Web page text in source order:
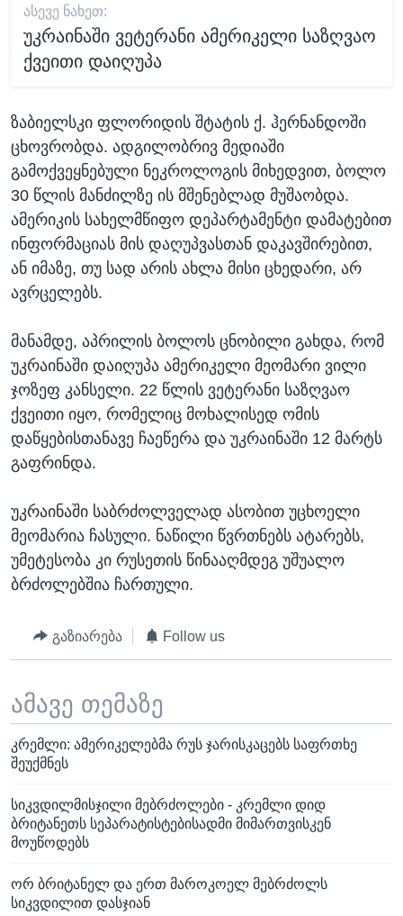
ᲐᲡᲔᲕᲔ ᲜᲐᲮᲔᲗ:
უკრაინაში ვეტერანი ამერიკელი საზღვაო
ქვეითი დაიღუპა
ზაბიელსკი ფლორიდის შტატის ქ. ჰერნანდოში
ცხოვრობდა. ადგილობრივ მედიაში
გამოქვეყნებული ნეკროლოგის მიხედვით, ბოლო
30 წლის მანძილზე ის მშენებლად მუშაობდა.
ამერიკის სახელმწიფო დეპარტამენტი დამატებით
ინფორმაციას მის დაღუპვასთან დაკავშირებით,
ან იმაზე, თუ სად არის ახლა მისი ცხედარი, არ
ავრცელებს.
მანამდე, აპრილის ბოლოს ცნობილი გახდა, რომ
უკრაინაში დაიღუპა ამერიკელი მეომარი ვილი
ჯოზეფ კანსელი. 22 წლის ვეტერანი საზღვაო
ქვეითი იყო, რომელიც მოხალისედ ომის
დაწყებისთანავე ჩაეწერა და უკრაინაში 12 მარტს
გაფრინდა.
უკრაინაში საბრძოლველად ასობით უცხოელი
მეომარია ჩასული. ნაწილი წვრთნებს ატარებს,
უმეტესობა კი რუსეთის წინააღმდეგ უშუალო
ბრძოლებშია ჩართული.
გაზიარება Follow us
ამავე თემაზე
კრემლი: ამერიკელებმა რუს ჯარისკაცებს საფრთხე
შეუქმნეს
სიკვდილმისჯილი მებრძოლები - კრემლი დიდ
ბრიტანეთს სეპარატისტებისადმი მიმართვისკენ
მოუწოდებს
ორ ბრიტანელ და ერთ მაროკოელ მებრძოლს
სიკვდილით დასჯიან